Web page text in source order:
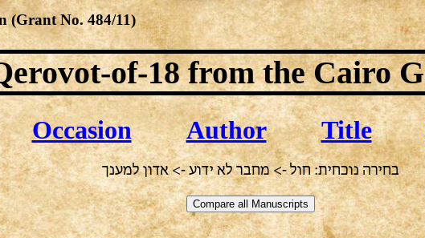
of-18from the Cairo
Occasion Author Title
בחירה נוכחית: חול -> מחבר לא ידוע -> אדון למענך
(Grant No. 484/11)